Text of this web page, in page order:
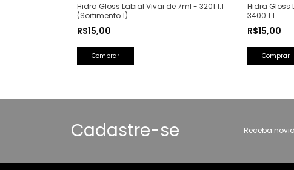
Hidra Gloss Labial Vivai de 7ml - 3201.1.1
(Sortimento 1)
R$15,00
Comprar
Hidra Gloss
3400.1.1
R$15,00
Comprar
Cadastre-se Receba